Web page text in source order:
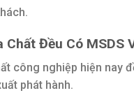
Chất Đều Có MSDS
công nghiệp hiện nay
phát hành.